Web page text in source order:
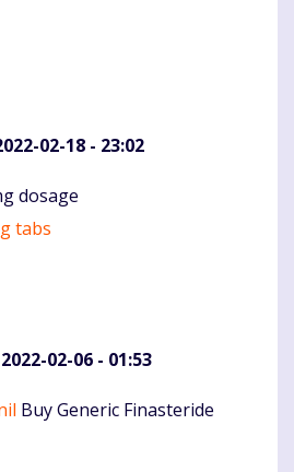
02-18 - 23:02
dosage
tabs
02-06 - 01:53
Buy Generic Finasteride